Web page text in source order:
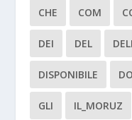
CHE COM
DEI DEL
DISPONIBILE
GLI IL_MORUZ